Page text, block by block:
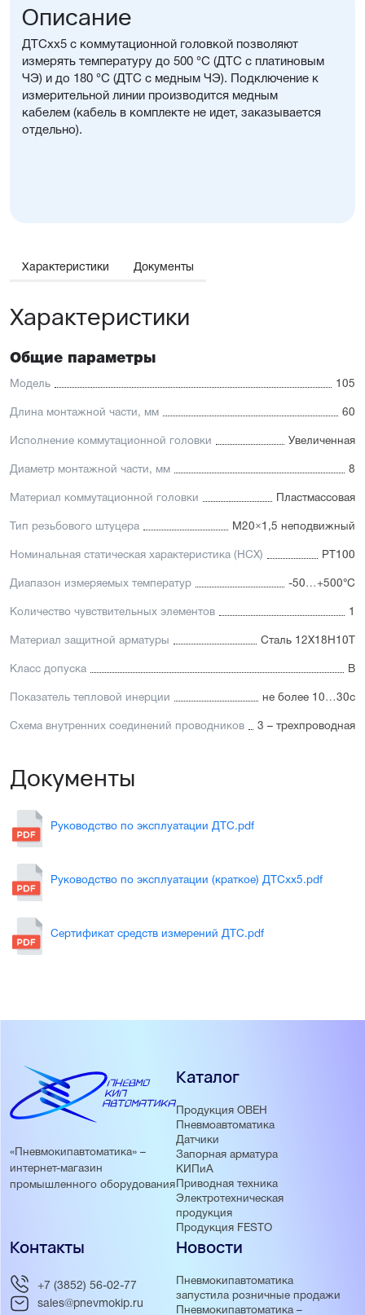
Описание
ДТСхх5 с коммутационной головкой позволяют
измерять температуру до 500 °С (ДТС с платиновым
ЧЭ) и до 180 °С (ДТС с медным ЧЭ). Подключение к
измерительной линии производится медным
кабелем (кабель в комплекте не идет, заказывается
отдельно).
Характеристики Документы
Характеристики
Общие параметры
Модель 105
Длина монтажной части, мм 60
Исполнение коммутационной головки Увеличенная
Диаметр монтажной части, мм 8
Материал коммутационной головки Пластмассовая
Тип резьбового штуцера M20×1,5 неподвижный
Номинальная статическая характеристика (НСХ) PT100
Диапазон измеряемых температур -50…+500°C
Количество чувствительных элементов 1
Материал защитной арматуры Сталь 12Х18Н10Т
Класс допуска В
Показатель тепловой инерции не более 10…30с
Схема внутренних соединений проводников 3 – трехпроводная
Документы
Руководство по эксплуатации ДТС.pdf
Руководство по эксплуатации (краткое) ДТСхх5.pdf
Сертификат средств измерений ДТС.pdf
«Пневмокипавтоматика» –
интернет-магазин
промышленного оборудования
Каталог
Продукция ОВЕН
Пневмоавтоматика
Датчики
Запорная арматура
КИПиА
Приводная техника
Электротехническая
продукция
Продукция FESTO
Новости
Пневмокипавтоматика
запустила розничные продажи
Пневмокипавтоматика –
Контакты
+7 (3852) 56-02-77
sales@pnevmokip.ru